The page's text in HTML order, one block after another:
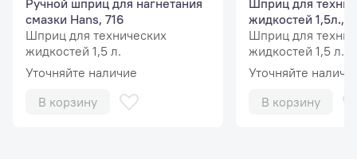
Ручной шприц для нагнетания
смазки Hans, 716
Шприц для технических
жидкостей 1,5 л.
Уточняйте наличие
В корзину
Шприц для
жидкостей 1,5л.,
Шприц для
жидкостей 1,5 л.
Уточняйте
В корзину